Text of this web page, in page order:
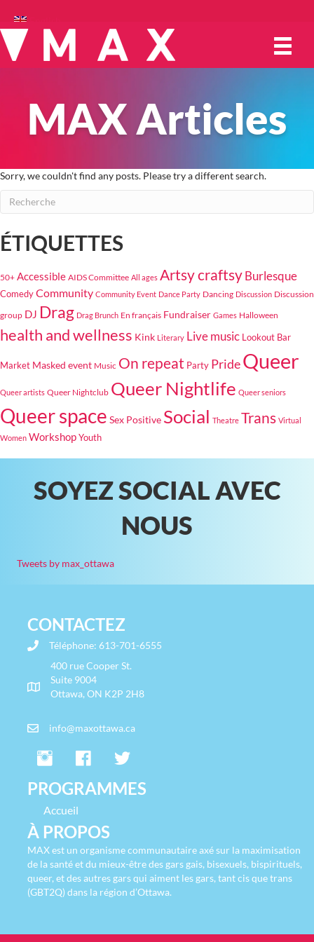
MAX Articles
Sorry, we couldn't find any posts. Please try a different search.
ÉTIQUETTES
50+ Accessible AIDS Committee All ages Artsy craftsyBurlesque
ComedyCommunity Community Event Dance Party Dancing Discussion Discussion
group DJ Drag Drag Brunch En français Fundraiser Games Halloween
health and wellness Kink Literary Live music Lookout Bar
Market Masked event Music On repeat Party PrideQueer
Queer artists Queer Nightclub Queer Nightlife Queer seniors
Queer space Sex Positive Social Theatre Trans Virtual
Women WorkshopYouth
SOYEZ SOCIAL AVEC
NOUS
Tweets by max_ottawa
CONTACTEZ
Téléphone: 613-701-6555
400 rue Cooper St.
Suite 9004
Ottawa, ON K2P 2H8
info@maxottawa.ca
PROGRAMMES
Accueil
À PROPOS
MAX est un organisme communautaire axé sur la maximisation
de la santé et du mieux-être des gars gais, bisexuels, bispirituels,
queer, et des autres gars qui aiment les gars, tant cis que trans
(GBT2Q) dans la région d’Ottawa.